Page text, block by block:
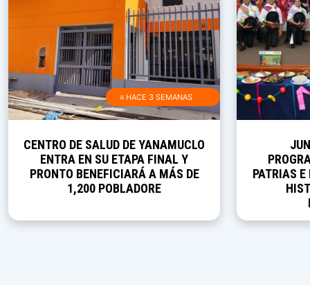
≡ HACE 3 SEMANAS
CENTRO DE SALUD DE YANAMUCLO
ENTRA EN SU ETAPA FINAL Y
PRONTO BENEFICIARÁ A MÁS DE
1,200 POBLADORE
PATRIAS